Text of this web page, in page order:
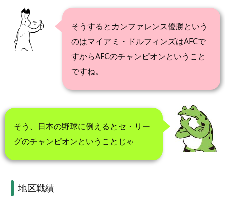
そうするとカンファレンス優勝という
のはマイアミ・ドルフィンズはAFCで
すからAFCのチャンピオンということ
ですね。
そう、日本の野球に例えるとセ・リー
グのチャンピオンということじゃ
地区戦績